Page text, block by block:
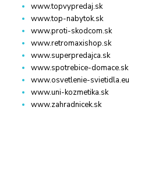
www.topvypredaj.sk
www.top-nabytok.sk
www.proti-skodcom.sk
www.retromaxishop.sk
www.superpredajca.sk
www.spotrebice-domace.sk
www.osvetlenie-svietidla.eu
www.uni-kozmetika.sk
www.zahradnicek.sk